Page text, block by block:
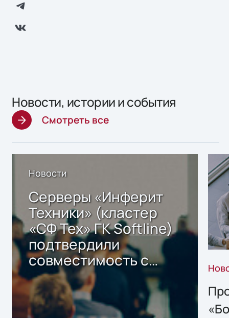
Новости, истории и события
Смотреть все
Новости
Серверы «Инферит
Техники» (кластер
«СФ Тех» ГК Softline)
подтвердили
совместимость с
решением Sharx
Storage 2.x для
хранения данных